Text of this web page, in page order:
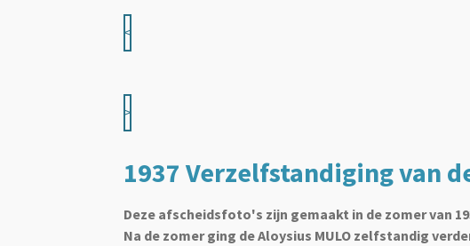
<
>
1937 Verzelfstandiging van
Deze afscheidsfoto's zijn gemaakt in de zomer van
Na de zomer ging de Aloysius MULO zelfstandig